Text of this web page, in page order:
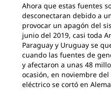
Ahora que estas fuentes
desconectaran debido a
provocar un apagón del
junio del 2019, casi toda
Paraguay y Uruguay se
cuando las fuentes de
y afectaron a unas 48
ocasión, en noviembre
eléctrico se cortó en